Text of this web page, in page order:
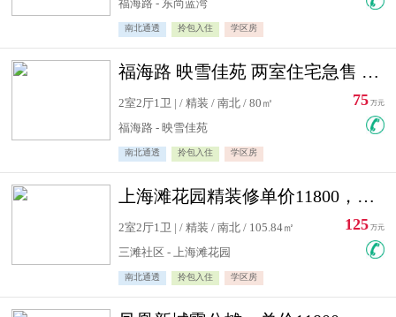
福海路 - 东尚蓝湾
南北通透 拎包入住 学区房
福海路 映雪佳苑 两室住宅急售 可公积金贷款
2室2厅1卫 | / 精装 / 南北 / 80㎡
福海路 - 映雪佳苑
南北通透 拎包入住 学区房
75 万元
上海滩花园精装修单价11800，价格最低的两居室，无敌视野
2室2厅1卫 | / 精装 / 南北 / 105.84㎡
三滩社区 - 上海滩花园
南北通透 拎包入住 学区房
125 万元